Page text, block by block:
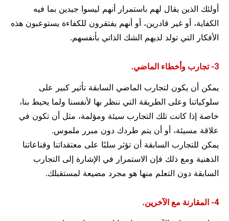
أولئك الذين يقال لهم باستمرار أنهم ليسوا جيدين بما فيه
الكفاية، أو غير قادرين، أو أنهم يفتقرون للكفاءة يستوعبون هذه
الأفكار التي تولد لديهم الشك الذاتي بأنفسهم.
3- تجارب وأخطاء الماضي.
يمكن أن يكون لتجارب الماضي السابقة تأثير كبير على
سلوكياتنا وعلى الطريقة التي ننظر بها لأنفسنا ولما يحيط بنا،
خاصة إذا كانت تلك التجارب سيئة ومؤلمة، مثل أن تكون في
علاقة مسيئة، أو أن يتم طردك دون مبرر ملموس.
يمكن للتجارب السابقة أن تؤثر سلبًا على معتقداتنا وقناعاتنا
الذهنية ومع ذلك فإن الاستمرار في الإشارة إلى التجارب
السابقة دون التعلم منها هو مجرد مضيعة لمستقبلك.
4- المقارنة مع الآخرين.